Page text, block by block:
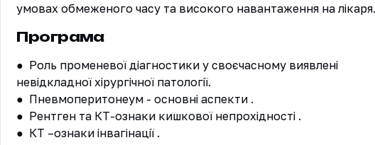
умовах обмеженого часу та високого навантаження на лікаря.
Програма
●  Роль променевої діагностики у своєчасному виявлені
невідкладної хірургічної патології.
●  Пневмоперитонеум - основні аспекти .
●  Рентген та КТ-ознаки кишкової непрохідності .
●  КТ –ознаки інвагінації .